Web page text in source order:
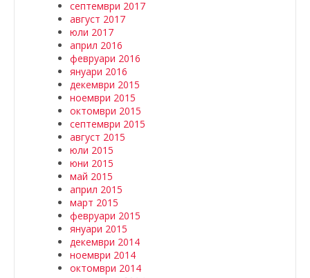
септември 2017
август 2017
юли 2017
април 2016
февруари 2016
януари 2016
декември 2015
ноември 2015
октомври 2015
септември 2015
август 2015
юли 2015
юни 2015
май 2015
април 2015
март 2015
февруари 2015
януари 2015
декември 2014
ноември 2014
октомври 2014